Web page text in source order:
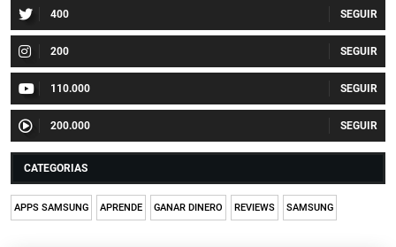
400
200
110.000
200.000
CATEGORIAS
APPS SAMSUNG APRENDE GANAR DINERO REVIEWS SAMSUNG